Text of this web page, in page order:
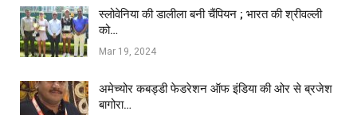
स्लोवेनिया की डालीला बनी चैंपियन ; भारत की श्रीवल्ली
को…
Mar 19, 2024
अमेच्योर कबड्डी फेडरेशन ऑफ इंडिया की ओर से ब्रजेश
बागोरा…